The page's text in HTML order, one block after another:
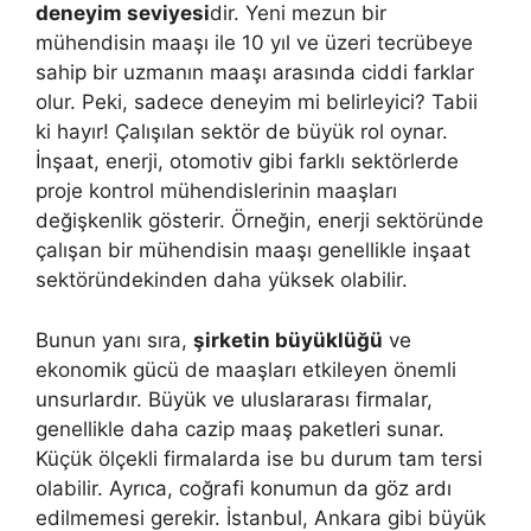
deneyim seviyesidir. Yeni mezun bir
mühendisin maaşı ile 10 yıl ve üzeri tecrübeye
sahip bir uzmanın maaşı arasında ciddi farklar
olur. Peki, sadece deneyim mi belirleyici? Tabii
ki hayır! Çalışılan sektör de büyük rol oynar.
İnşaat, enerji, otomotiv gibi farklı sektörlerde
proje kontrol mühendislerinin maaşları
değişkenlik gösterir. Örneğin, enerji sektöründe
çalışan bir mühendisin maaşı genellikle inşaat
sektöründekinden daha yüksek olabilir.
Bunun yanı sıra, şirketin büyüklüğü ve
ekonomik gücü de maaşları etkileyen önemli
unsurlardır. Büyük ve uluslararası firmalar,
genellikle daha cazip maaş paketleri sunar.
Küçük ölçekli firmalarda ise bu durum tam tersi
olabilir. Ayrıca, coğrafi konumun da göz ardı
edilmemesi gerekir. İstanbul, Ankara gibi büyük